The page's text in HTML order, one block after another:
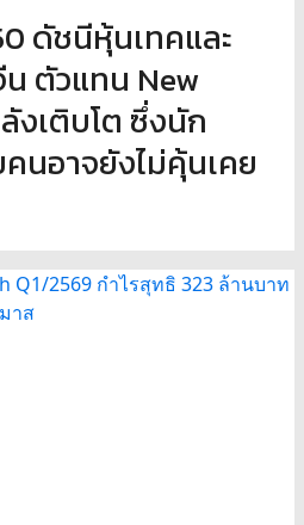
ดัชนีหุ้นเทคและ
ตัวแทน New
งเติบโต ซึ่งนัก
นอาจยังไม่คุ้นเคย